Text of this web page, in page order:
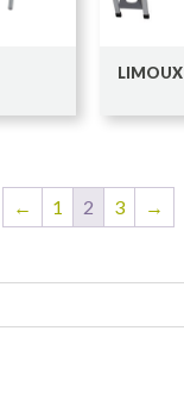
LIMOUX
← 1 2 3 →